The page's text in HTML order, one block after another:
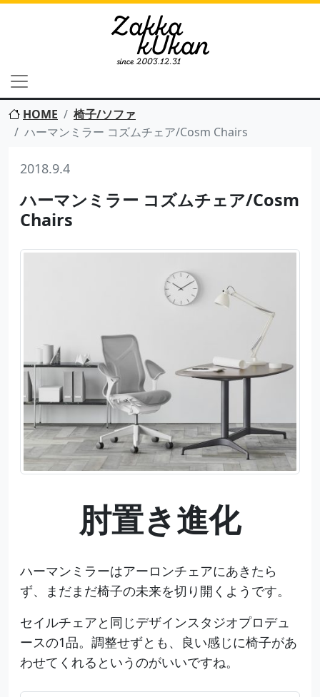
HOME
椅子/ソファ
ハーマンミラー コズムチェア/Cosm Chairs
2018.9.4
ハーマンミラー コズムチェア/Cosm
Chairs
肘置き進化
ハーマンミラーはアーロンチェアにあきたら
ず、まだまだ椅子の未来を切り開くようです。
セイルチェアと同じデザインスタジオプロデュ
ースの1品。調整せずとも、良い感じに椅子があ
わせてくれるというのがいいですね。